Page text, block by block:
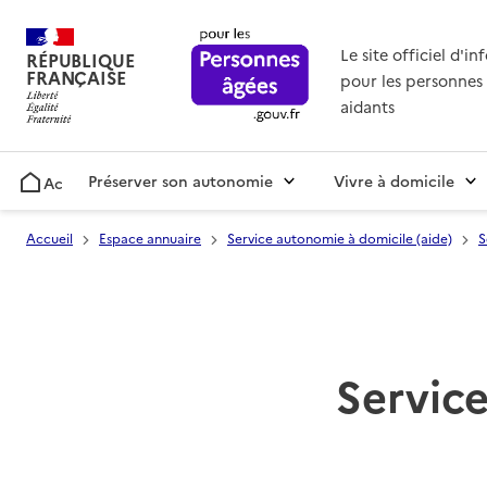
RÉPUBLIQUE
FRANÇAISE
Le site officiel
pour les personnes
aidants
AccueilPréserver son autonomie Vivre à domicile
Accueil Espace annuaire Service autonomie à domicile (aide)